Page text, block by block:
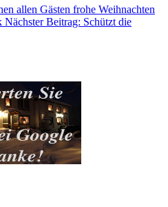
allen Gästen frohe Weihnachten
Nächster Beitrag: Schützt die